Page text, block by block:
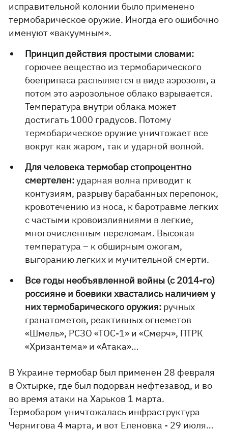
исправительной колонии было применено
термобарическое оружие. Иногда его ошибочно
именуют «вакуумным».
Принцип действия простыми словами:
горючее вещество из термобарического
боеприпаса распыляется в виде аэрозоля, а
потом это аэрозольное облако взрывается.
Температура внутри облака может
достигать 1000 градусов. Потому
термобарическое оружие уничтожает все
вокруг как жаром, так и ударной волной.
Для человека термобар стопроцентно
смертелен:ударная волна приводит к
контузиям, разрыву барабанных перепонок,
кровотечению из носа, к баротравме легких
с частыми кровоизлияниями в легкие,
многочисленным переломам. Высокая
температура – к обширным ожогам,
выгоранию легких и мучительной смерти.
Все годы необъявленной войны (с 2014-го)
россияне и боевики хвастались наличием у
них термобарического оружия: ручных
гранатометов, реактивных огнеметов
«Шмель», РСЗО «ТОС-1» и «Смерч», ПТРК
«Хризантема» и «Атака»…
В Украине термобар был применен 28 февраля
в Охтырке, где был подорван нефтезавод, и во
во время атаки на Харьков 1 марта.
Термобаром уничтожалась инфраструктура
Чернигова 4 марта, и вот Еленовка - 29 июля…